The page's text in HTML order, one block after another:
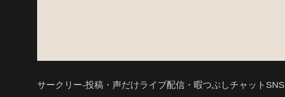
サークリー-投稿・声だけライブ配信・暇つぶしチャットSNS